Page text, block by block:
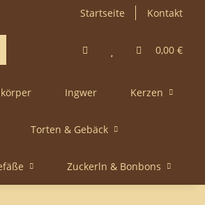
Startseite Kontakt
0,00 €
Ingwer Kerzen
Torten & Gebäck
Zuckerln & Bonbons